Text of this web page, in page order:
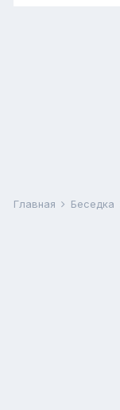
Главная Беседка